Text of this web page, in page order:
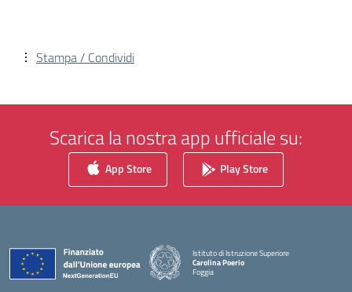
Stampa / Condividi
Scarica la nostra app ufficiale su:
App Store Play Store
Istituto di Istruzione Superiore
Carolina Poerio
Foggia
— Visita la pagina iniziale della scuola